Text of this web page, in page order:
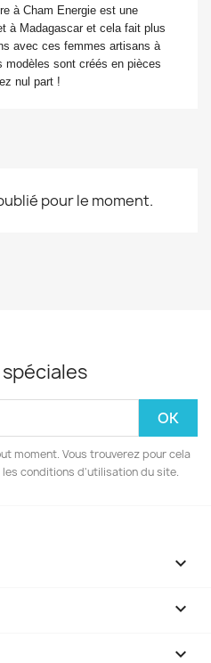
à Cham Energie est une
à Madagascar et cela fait plus
avec ces femmes artisans à
modèles sont créés en pièces
nul part !
pour le moment.
moment. Vous trouverez pour cela
conditions d'utilisation du site.


